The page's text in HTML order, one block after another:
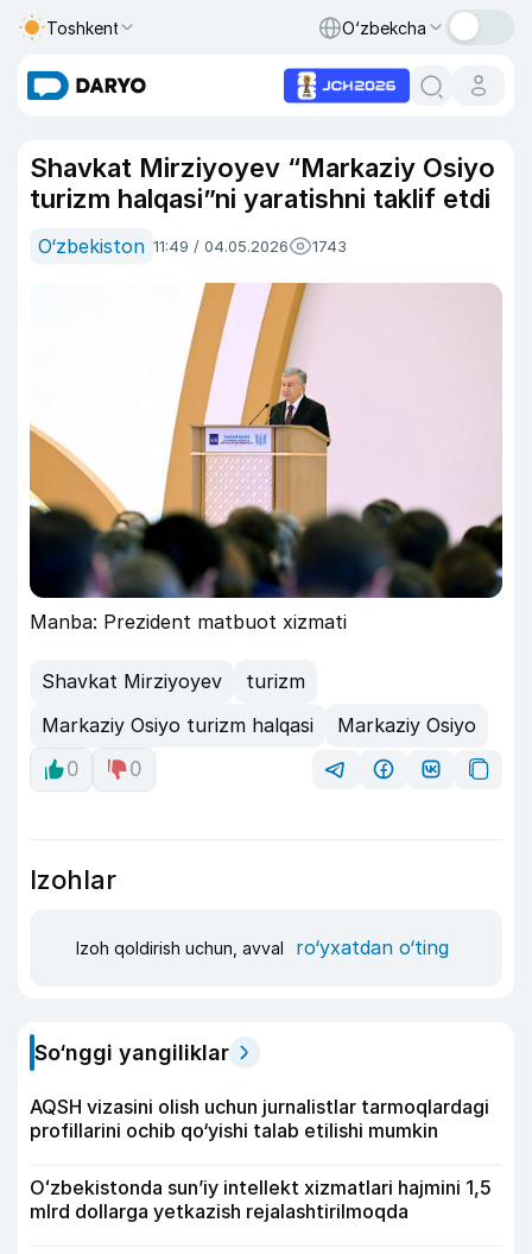
Toshkent O‘zbekcha
Shavkat Mirziyoyev “Markaziy Osiyo
turizm halqasi”ni yaratishni taklif etdi
O‘zbekiston 11:49 / 04.05.2026 1743
Manba: Prezident matbuot xizmati
Shavkat Mirziyoyev
turizm
Markaziy Osiyo turizm halqasi
Markaziy Osiyo
0
0
Izohlar
Izoh qoldirish uchun, avval ro‘yxatdan o‘ting
So‘nggi yangiliklar
AQSH vizasini olish uchun jurnalistlar tarmoqlardagi
profillarini ochib qo‘yishi talab etilishi mumkin
Oʻzbekistonda sunʼiy intellekt xizmatlari hajmini 1,5
mlrd dollarga yetkazish rejalashtirilmoqda